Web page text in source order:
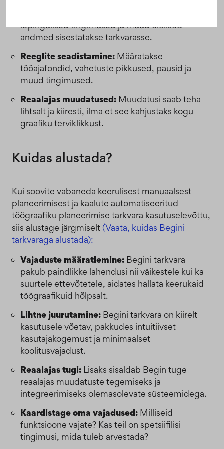
lepingulised tingimused ja muud olulised
andmed sisestatakse tarkvarasse.
Reeglite seadistamine: Määratakse
tööajafondid, vahetuste pikkused, pausid ja
muud tingimused.
Reaalajas muudatused: Muudatusi saab teha
lihtsalt ja kiiresti, ilma et see kahjustaks kogu
graafiku terviklikkust.
Kuidas alustada?
Kui soovite vabaneda keerulisest manuaalsest
planeerimisest ja kaalute automatiseeritud
töögraafiku planeerimise tarkvara kasutuselevõttu,
siis alustage järgmiselt (Vaata, kuidas Begini
tarkvaraga alustada):
Vajaduste määratlemine: Begini tarkvara
pakub paindlikke lahendusi nii väikestele kui ka
suurtele ettevõtetele, aidates hallata keerukaid
töögraafikuid hõlpsalt.
Lihtne juurutamine: Begini tarkvara on kiirelt
kasutusele võetav, pakkudes intuitiivset
kasutajakogemust ja minimaalset
koolitusvajadust.
Reaalajas tugi: Lisaks sisaldab Begin tuge
reaalajas muudatuste tegemiseks ja
integreerimiseks olemasolevate süsteemidega.
Kaardistage oma vajadused: Milliseid
funktsioone vajate? Kas teil on spetsiifilisi
tingimusi, mida tuleb arvestada?